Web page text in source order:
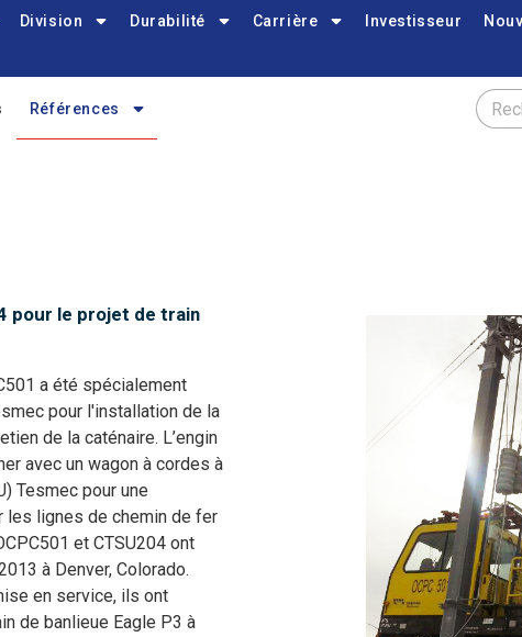
Division Durabilité Carrière Investisseur
Références
pour le projet de train
a été spécialement
pour l'installation de la
de la caténaire. L’engin
avec un wagon à cordes à
Tesmec pour une
les lignes de chemin de fer
et CTSU204 ont
à Denver, Colorado.
en service, ils ont
de banlieue Eagle P3 à